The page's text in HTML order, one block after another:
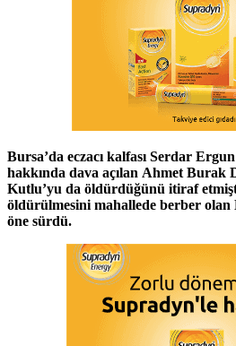
Bursa’da eczacı kalfası Serdar
hakkında dava açılan Ahmet Burak
Kutlu’yu da öldürdüğünü itiraf
öldürülmesini mahallede berber
öne sürdü.